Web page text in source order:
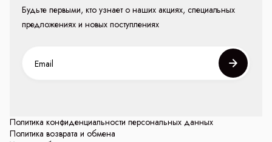
Политика конфиденциальности персональных данных
Политика возврата и обмена
Будьте первыми, кто узнает о наших акциях, специальных
предложениях и новых поступлениях